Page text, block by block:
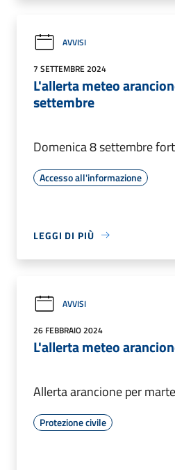
AVVISI
7 SETTEMBRE 2024
L'allerta meteo
settembre
Domenica 8 settembre
Accesso all'informazione
LEGGI DI PIÙ
AVVISI
26 FEBBRAIO 2024
L'allerta meteo
Allerta arancione per
Protezione civile